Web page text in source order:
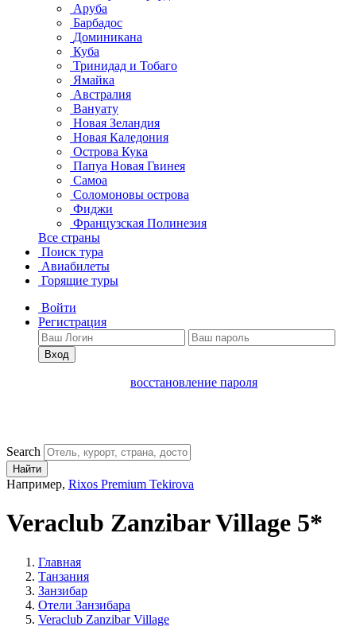
Аруба
Барбадос
Доминикана
Куба
Тринидад и Тобаго
Ямайка
Австралия
Вануату
Новая Зеландия
Новая Каледония
Острова Кука
Папуа Новая Гвинея
Самоа
Соломоновы острова
Фиджи
Французская Полинезия
Все страны
Поиск тура
Авиабилеты
Горящие туры
Войти
Регистрация
Вход
восстановление пароля
Search
Найти
Например, Rixos Premium Tekirova
Veraclub Zanzibar Village 5*
Главная
Танзания
Занзибар
Отели Занзибара
Veraclub Zanzibar Village